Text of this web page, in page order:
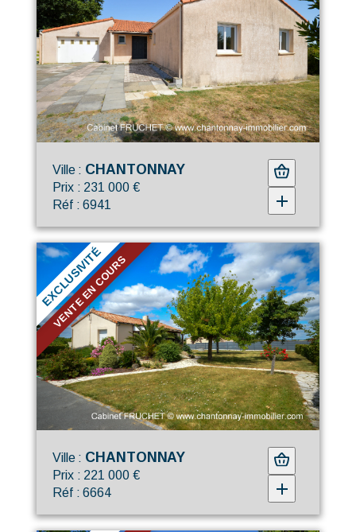
Ville : CHANTONNAY
Prix : 231 000 €
Réf : 6941
VENTE EN COURS
EXCLUSIVITÉ
Ville : CHANTONNAY
Prix : 221 000 €
Réf : 6664